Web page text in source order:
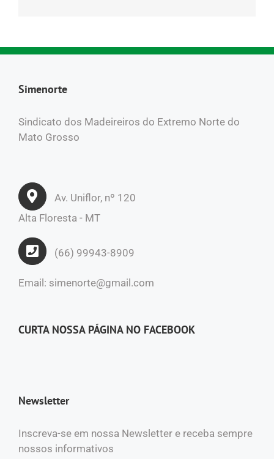
Simenorte
Sindicato dos Madeireiros do Extremo Norte do
Mato Grosso
Av. Uniflor, nº 120
Alta Floresta - MT
(66) 99943-8909
Email: simenorte@gmail.com
CURTA NOSSA PÁGINA NO FACEBOOK
Newsletter
Inscreva-se em nossa Newsletter e receba sempre
nossos informativos